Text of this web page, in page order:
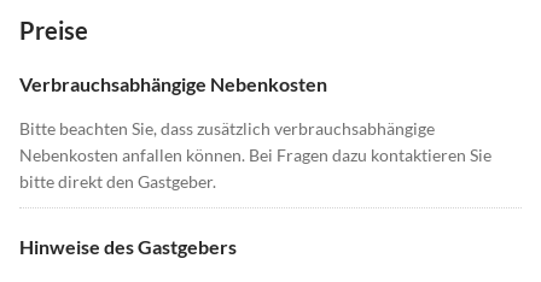
Preise
Verbrauchsabhängige Nebenkosten
Bitte beachten Sie, dass zusätzlich verbrauchsabhängige
Nebenkosten anfallen können. Bei Fragen dazu kontaktieren Sie
bitte direkt den Gastgeber.
Hinweise des Gastgebers